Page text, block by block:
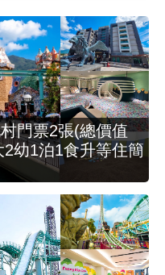
門票2張(總價值
幼1泊1食升等住簡